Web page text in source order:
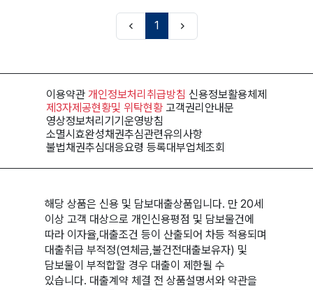
1
이용약관 개인정보처리 취급방침 신용정보활용체제
제3자제공현황및 위탁현황 고객권리 안내문
영상정보처리기기 운영방침
소멸시효완성채권추심관련유의사항
불법채권추심대응요령 등록대부업체조회
해당 상품은 신용 및 담보대출상품입니다. 만 20세
이상 고객 대상으로 개인신용평점 및 담보물건에
따라 이자율,대출조건 등이 산출되어 차등 적용되며
대출취급 부적정(연체금,불건전대출보유자) 및
담보물이 부적합할 경우 대출이 제한될 수
있습니다. 대출계약 체결 전 상품설명서와 약관을